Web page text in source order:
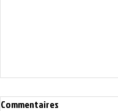
Commentaires